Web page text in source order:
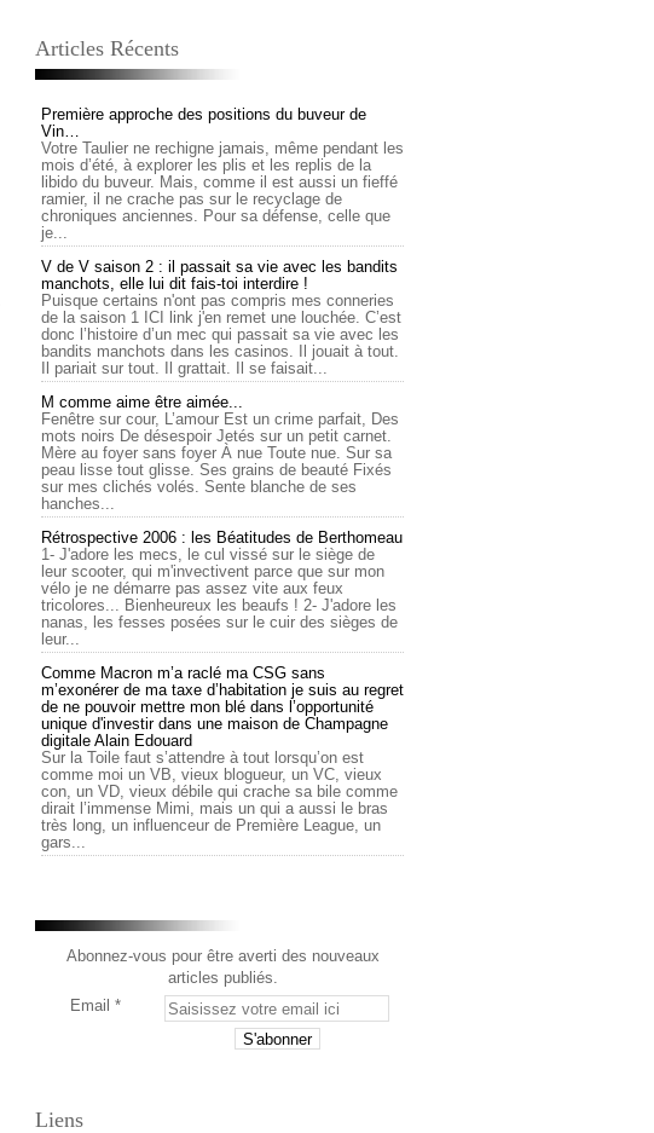
Articles Récents
Première approche des positions du buveur de
Vin…
Votre Taulier ne rechigne jamais, même pendant les
mois d’été, à explorer les plis et les replis de la
libido du buveur. Mais, comme il est aussi un fieffé
ramier, il ne crache pas sur le recyclage de
chroniques anciennes. Pour sa défense, celle que
je...
V de V saison 2 : il passait sa vie avec les bandits
manchots, elle lui dit fais-toi interdire !
Puisque certains n'ont pas compris mes conneries
de la saison 1 ICI link j'en remet une louchée. C’est
donc l’histoire d’un mec qui passait sa vie avec les
bandits manchots dans les casinos. Il jouait à tout.
Il pariait sur tout. Il grattait. Il se faisait...
M comme aime être aimée...
Fenêtre sur cour, L’amour Est un crime parfait, Des
mots noirs De désespoir Jetés sur un petit carnet.
Mère au foyer sans foyer À nue Toute nue. Sur sa
peau lisse tout glisse. Ses grains de beauté Fixés
sur mes clichés volés. Sente blanche de ses
hanches...
Rétrospective 2006 : les Béatitudes de Berthomeau
1- J'adore les mecs, le cul vissé sur le siège de
leur scooter, qui m'invectivent parce que sur mon
vélo je ne démarre pas assez vite aux feux
tricolores... Bienheureux les beaufs ! 2- J'adore les
nanas, les fesses posées sur le cuir des sièges de
leur...
Comme Macron m’a raclé ma CSG sans
m’exonérer de ma taxe d’habitation je suis au regret
de ne pouvoir mettre mon blé dans l’opportunité
unique d'investir dans une maison de Champagne
digitale Alain Edouard
Sur la Toile faut s’attendre à tout lorsqu’on est
comme moi un VB, vieux blogueur, un VC, vieux
con, un VD, vieux débile qui crache sa bile comme
dirait l’immense Mimi, mais un qui a aussi le bras
très long, un influenceur de Première League, un
gars...
Abonnez-vous pour être averti des nouveaux
articles publiés.
Email
Liens